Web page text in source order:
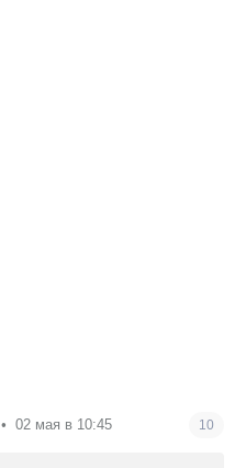
• 02 мая в 10:45 10